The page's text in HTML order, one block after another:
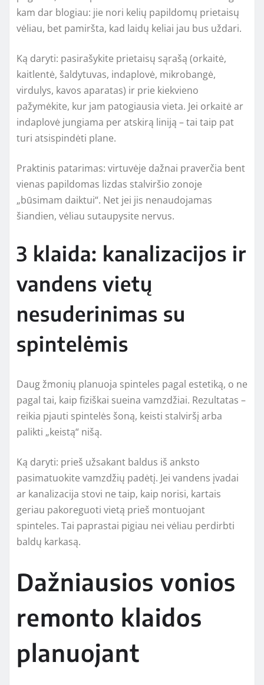
kam dar blogiau: jie nori kelių papildomų prietaisų
vėliau, bet pamiršta, kad laidų keliai jau bus uždari.
Ką daryti: pasirašykite prietaisų sąrašą (orkaitė,
kaitlentė, šaldytuvas, indaplovė, mikrobangė,
virdulys, kavos aparatas) ir prie kiekvieno
pažymėkite, kur jam patogiausia vieta. Jei orkaitė ar
indaplovė jungiama per atskirą liniją – tai taip pat
turi atsispindėti plane.
Praktinis patarimas: virtuvėje dažnai praverčia bent
vienas papildomas lizdas stalviršio zonoje
„būsimam daiktui“. Net jei jis nenaudojamas
šiandien, vėliau sutaupysite nervus.
3 klaida: kanalizacijos ir
vandens vietų
nesuderinimas su
spintelėmis
Daug žmonių planuoja spinteles pagal estetiką, o ne
pagal tai, kaip fiziškai sueina vamzdžiai. Rezultatas –
reikia pjauti spintelės šoną, keisti stalviršį arba
palikti „keistą“ nišą.
Ką daryti: prieš užsakant baldus iš anksto
pasimatuokite vamzdžių padėtį. Jei vandens įvadai
ar kanalizacija stovi ne taip, kaip norisi, kartais
geriau pakoreguoti vietą prieš montuojant
spinteles. Tai paprastai pigiau nei vėliau perdirbti
baldų karkasą.
Dažniausios vonios
remonto klaidos
planuojant